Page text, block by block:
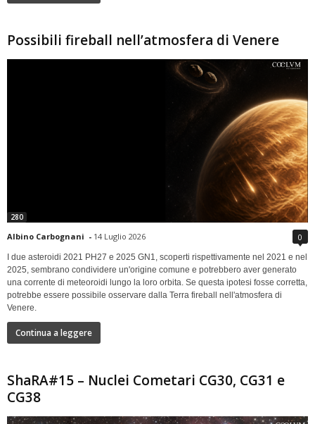
Possibili fireball nell’atmosfera di Venere
280
Albino Carbognani - 14 Luglio 2026 0
I due asteroidi 2021 PH27 e 2025 GN1, scoperti rispettivamente nel 2021 e nel
2025, sembrano condividere un'origine comune e potrebbero aver generato
una corrente di meteoroidi lungo la loro orbita. Se questa ipotesi fosse corretta,
potrebbe essere possibile osservare dalla Terra fireball nell'atmosfera di
Venere.
Continua a leggere
ShaRA#15 – Nuclei Cometari CG30, CG31 e
CG38